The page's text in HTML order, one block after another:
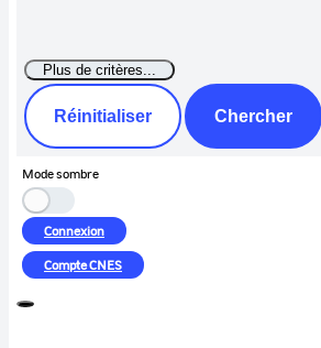
Réinitialiser Chercher
Mode sombre
Connexion
CompteCNES